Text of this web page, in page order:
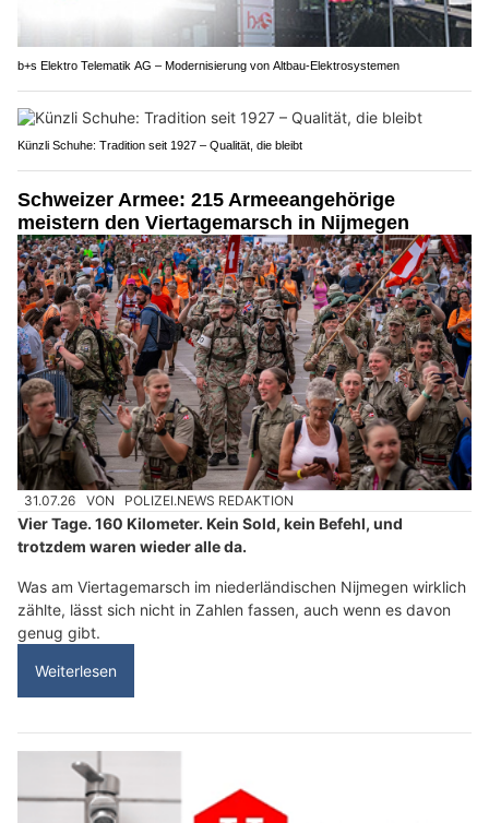
b+s Elektro Telematik AG – Modernisierung von Altbau-Elektrosystemen
Künzli Schuhe: Tradition seit 1927 – Qualität, die bleibt
Schweizer Armee: 215 Armeeangehörige
meistern den Viertagemarsch in Nijmegen
31.07.26 VON POLIZEI.NEWS REDAKTION
Vier Tage. 160 Kilometer. Kein Sold, kein Befehl, und
trotzdem waren wieder alle da.
Was am Viertagemarsch im niederländischen Nijmegen wirklich
zählte, lässt sich nicht in Zahlen fassen, auch wenn es davon
genug gibt.
Weiterlesen